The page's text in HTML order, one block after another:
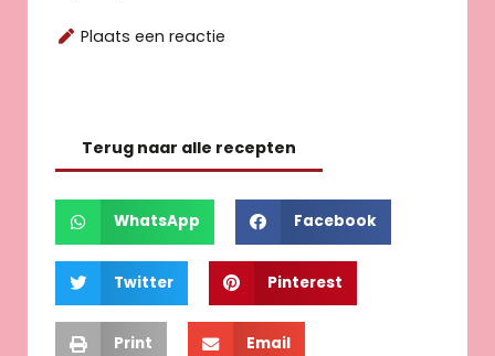
Plaats een reactie
Terug naar alle recepten
WhatsApp Facebook
Twitter Pinterest
Print Email